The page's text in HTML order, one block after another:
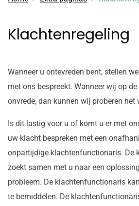
Klachtenregeling
Wanneer u ontevreden bent, stellen
met ons bespreekt. Wanneer wij op
onvrede, dan kunnen wij proberen het
Is dit lastig voor u of komt u er met
uw klacht bespreken met een
onpartijdige klachtenfunctionaris. De
zoekt samen met u naar een
probleem. De klachtenfunctionaris
te bemiddelen. De